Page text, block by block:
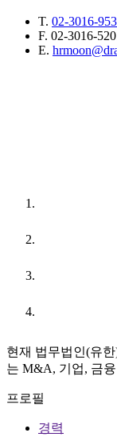
T. 02-3016-
F. 02-3016-
E.
현재 법무법인(유
는 M&A, 기업, 금
프로필
경력